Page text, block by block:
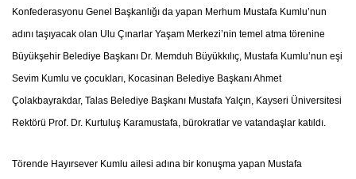
Konfederasyonu Genel Başkanlığı da yapan Merhum Mustafa Kumlu’nun
adını taşıyacak olan Ulu Çınarlar Yaşam Merkezi’nin temel atma törenine
Büyükşehir Belediye Başkanı Dr. Memduh Büyükkılıç, Mustafa Kumlu’nun eşi
Sevim Kumlu ve çocukları, Kocasinan Belediye Başkanı Ahmet
Çolakbayrakdar, Talas Belediye Başkanı Mustafa Yalçın, Kayseri Üniversitesi
Rektörü Prof. Dr. Kurtuluş Karamustafa, bürokratlar ve vatandaşlar katıldı.
Törende Hayırsever Kumlu ailesi adına bir konuşma yapan Mustafa